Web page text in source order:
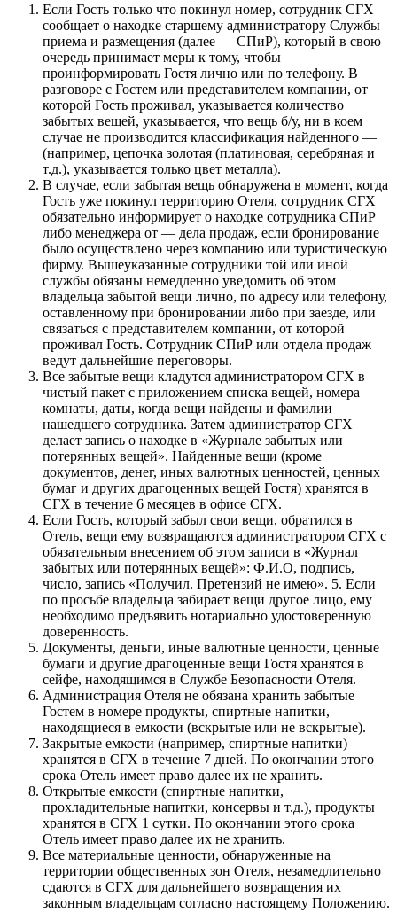
Если Гость только что покинул номер, сотрудник СГХ
сообщает о находке старшему администратору Службы
приема и размещения (далее — СПиР), который в свою
очередь принимает меры к тому, чтобы
проинформировать Гостя лично или по телефону. В
разговоре с Гостем или представителем компании, от
которой Гость проживал, указывается количество
забытых вещей, указывается, что вещь б/у, ни в коем
случае не производится классификация найденного —
(например, цепочка золотая (платиновая, серебряная и
т.д.), указывается только цвет металла).
В случае, если забытая вещь обнаружена в момент, когда
Гость уже покинул территорию Отеля, сотрудник СГХ
обязательно информирует о находке сотрудника СПиР
либо менеджера от — дела продаж, если бронирование
было осуществлено через компанию или туристическую
фирму. Вышеуказанные сотрудники той или иной
службы обязаны немедленно уведомить об этом
владельца забытой вещи лично, по адресу или телефону,
оставленному при бронировании либо при заезде, или
связаться с представителем компании, от которой
проживал Гость. Сотрудник СПиР или отдела продаж
ведут дальнейшие переговоры.
Все забытые вещи кладутся администратором СГХ в
чистый пакет с приложением списка вещей, номера
комнаты, даты, когда вещи найдены и фамилии
нашедшего сотрудника. Затем администратор СГХ
делает запись о находке в «Журнале забытых или
потерянных вещей». Найденные вещи (кроме
документов, денег, иных валютных ценностей, ценных
бумаг и других драгоценных вещей Гостя) хранятся в
СГХ в течение 6 месяцев в офисе СГХ.
Если Гость, который забыл свои вещи, обратился в
Отель, вещи ему возвращаются администратором СГХ с
обязательным внесением об этом записи в «Журнал
забытых или потерянных вещей»: Ф.И.О, подпись,
число, запись «Получил. Претензий не имею». 5. Если
по просьбе владельца забирает вещи другое лицо, ему
необходимо предъявить нотариально удостоверенную
доверенность.
Документы, деньги, иные валютные ценности, ценные
бумаги и другие драгоценные вещи Гостя хранятся в
сейфе, находящимся в Службе Безопасности Отеля.
Администрация Отеля не обязана хранить забытые
Гостем в номере продукты, спиртные напитки,
находящиеся в емкости (вскрытые или не вскрытые).
Закрытые емкости (например, спиртные напитки)
хранятся в СГХ в течение 7 дней. По окончании этого
срока Отель имеет право далее их не хранить.
Открытые емкости (спиртные напитки,
прохладительные напитки, консервы и т.д.), продукты
хранятся в СГХ 1 сутки. По окончании этого срока
Отель имеет право далее их не хранить.
Все материальные ценности, обнаруженные на
территории общественных зон Отеля, незамедлительно
сдаются в СГХ для дальнейшего возвращения их
законным владельцам согласно настоящему Положению.